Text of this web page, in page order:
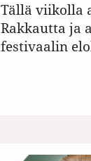
Tällä viikolla
Rakkautta ja
festivaalin